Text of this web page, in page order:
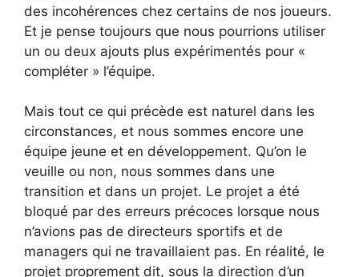
des incohérences chez certains de nos joueurs.
Et je pense toujours que nous pourrions utiliser
un ou deux ajouts plus expérimentés pour «
compléter » l’équipe.
Mais tout ce qui précède est naturel dans les
circonstances, et nous sommes encore une
équipe jeune et en développement. Qu’on le
veuille ou non, nous sommes dans une
transition et dans un projet. Le projet a été
bloqué par des erreurs précoces lorsque nous
n’avions pas de directeurs sportifs et de
managers qui ne travaillaient pas. En réalité, le
projet proprement dit, sous la direction d’un